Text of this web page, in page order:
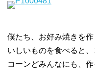
僕たち、お好み焼きを
いしいものを食べると
コーンどみんなにも、作